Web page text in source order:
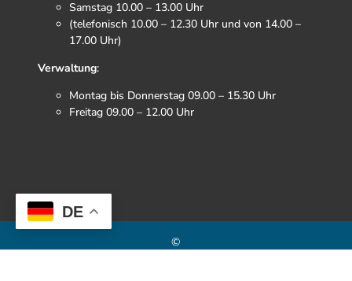
Samstag 10.00 – 13.00 Uhr
(telefonisch 10.00 – 12.30 Uhr und von 14.00 –
17.00 Uhr)
Verwaltung:
Montag bis Donnerstag 09.00 – 15.30 Uhr
Freitag 09.00 – 12.00 Uhr
c
e
b
o
s
t
a
g
t
o
k
u
b
©
DE